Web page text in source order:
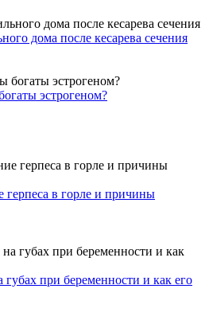
дома после кесарева сечения
эстрогеном?
герпеса в горле и причины
губах при беременности и как его